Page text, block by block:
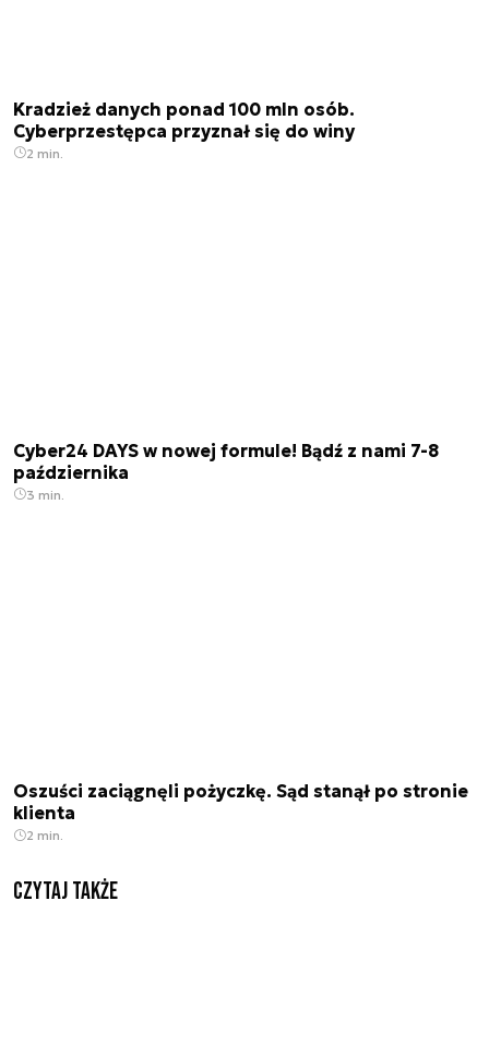
Kradzież danych ponad 100 mln osób.
Cyberprzestępca przyznał się do winy
2 min.
Cyber24 DAYS w nowej formule! Bądź z nami 7-8
października
3 min.
Oszuści zaciągnęli pożyczkę. Sąd stanął po stronie
klienta
2 min.
Czytaj także